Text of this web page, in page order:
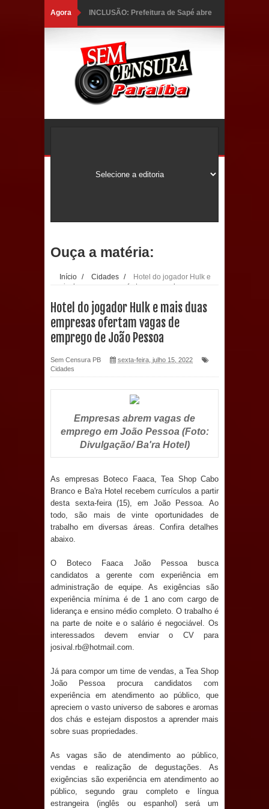
Agora INCLUSÃO: Prefeitura de Sapé abre
Social; veja documentação
necessária!
com a saúde bucal em Marí
PDT da Paraíba faz reunião
preparativa para convenção estadual
Prefeitura de Sapé paga salários
dentro do mês trabalhado e injeta R$
12 milhões na economia
para preservar tamarindeiro e
revitalizar Memorial Augusto dos
O verdadeiro oxigênio do Estado
Democrático de Direito – Bacharela
aborda de maneira inédita no mundo
jurídico brasileiro, temas polêmicos;
Confira!
Prefeitura de Sapé promove
campanha Julho Neon com ações de
Caldas Brandão: gestão municipal
antecipa pagamento do mês de julho
Ouça a matéria:
Início / Cidades /
Hotel do jogador Hulk e
mais duas empresas ofertam vagas de emprego
Hotel do jogador Hulk e mais duas
empresas ofertam vagas de
emprego de João Pessoa
Sem Censura PB
sexta-feira, julho 15, 2022
Cidades
Empresas abrem vagas de
emprego em João Pessoa (Foto:
Divulgação/ Ba'ra Hotel)
As empresas Boteco Faaca, Tea Shop Cabo
Branco e Ba'ra Hotel recebem currículos a partir
desta sexta-feira (15), em João Pessoa. Ao
todo, são mais de vinte oportunidades de
trabalho em diversas áreas. Confira detalhes
abaixo.
O Boteco Faaca João Pessoa busca
candidatos a gerente com experiência em
administração de equipe. As exigências são
experiência mínima é de 1 ano com cargo de
liderança e ensino médio completo. O trabalho é
na parte de noite e o salário é negociável. Os
interessados devem enviar o CV para
josival.rb@hotmail.com.
Já para compor um time de vendas, a Tea Shop
João Pessoa procura candidatos com
experiência em atendimento ao público, que
apreciem o vasto universo de sabores e aromas
dos chás e estejam dispostos a aprender mais
sobre suas propriedades.
As vagas são de atendimento ao público,
vendas e realização de degustações. As
exigências são experiência em atendimento ao
público, segundo grau completo e língua
estrangeira (inglês ou espanhol) será um